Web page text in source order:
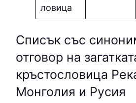
ловица
Списък със
отговор на
кръстословица
Монголия и Русия